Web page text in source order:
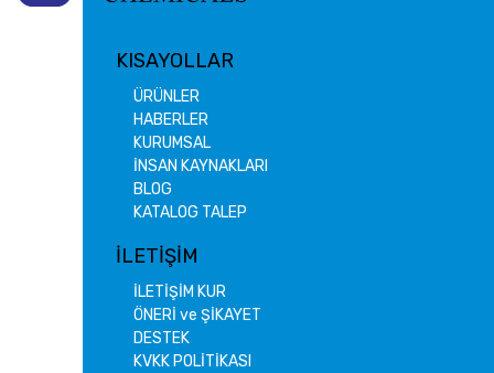
KISAYOLLAR
ÜRÜNLER
HABERLER
KURUMSAL
İNSAN KAYNAKLARI
BLOG
KATALOG TALEP
İLETİŞİM
İLETİŞİM KUR
ÖNERİ ve ŞİKAYET
DESTEK
KVKK POLİTİKASI